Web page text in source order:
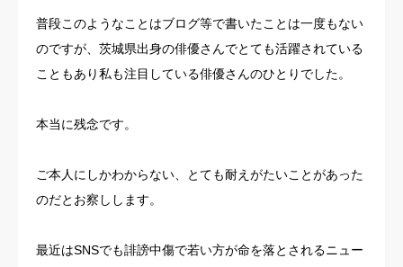
普段このようなことはブログ等で書いたことは一度もない
のですが、茨城県出身の俳優さんでとても活躍されている
こともあり私も注目している俳優さんのひとりでした。
本当に残念です。
ご本人にしかわからない、とても耐えがたいことがあった
のだとお察しします。
最近はSNSでも誹謗中傷で若い方が命を落とされるニュー